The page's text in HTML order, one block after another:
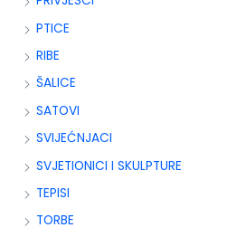
PTICE
RIBE
ŠALICE
SATOVI
SVIJEĆNJACI
SVJETIONICI I SKULPTURE
TEPISI
TORBE